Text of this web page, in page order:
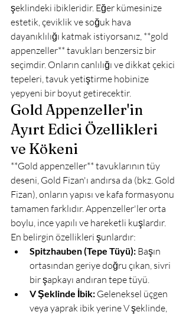
şeklindeki ibikleridir. Eğer kümesinize
estetik, çeviklik ve soğuk hava
dayanıklılığı katmak istiyorsanız, **gold
appenzeller** tavukları benzersiz bir
seçimdir. Onların canlılığı ve dikkat çekici
tepeleri, tavuk yetiştirme hobinize
yepyeni bir boyut getirecektir.
Gold Appenzeller'in
Ayırt Edici Özellikleri
ve Kökeni
**Gold appenzeller** tavuklarının tüy
deseni, Gold Fizan'ı andırsa da (bkz. Gold
Fizan), onların yapısı ve kafa formasyonu
tamamen farklıdır. Appenzeller'ler orta
boylu, ince yapılı ve hareketli kuşlardır.
En belirgin özellikleri şunlardır:
Spitzhauben (Tepe Tüyü): Başın
ortasından geriye doğru çıkan, sivri
bir şapkayı andıran tepe tüyü.
V Şeklinde İbik: Geleneksel üçgen
veya yaprak ibik yerine V şeklinde,